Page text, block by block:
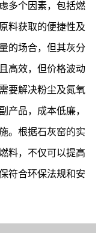
多个因素，包括燃
料获取的便捷性及
的场合，但其灰分
高效，但价格波动
要解决粉尘及氮氧
产品，成本低廉，
。根据石灰窑的实
料，不仅可以提高
符合环保法规和安